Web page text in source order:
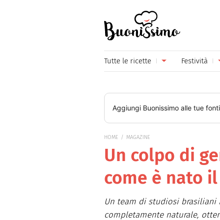
Tutte le ricette
Primi piatti
Secondi piatti
Piatti unici
Formaggi
Frutta
Festività
Festa
Festa
Festa
Natale
Aggiungi Buonissimo alle tue
HOME MAGAZINE
Un colpo di
come è nato
Un team di studiosi brasiliani
completamente naturale,